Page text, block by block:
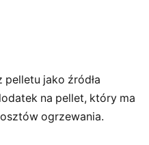
jako źródła
na pellet, który ma
ogrzewania.